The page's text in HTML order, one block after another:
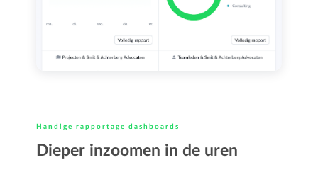
Handige rapportage dashboards
Dieper inzoomen in de uren